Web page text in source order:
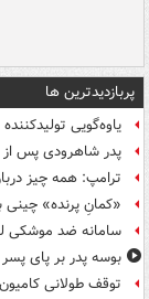
پربازدیدترین ها
یاوه‌گویی
پدر شاهرودی پس
ترامپ: همه چیز
«کمانِ پرنده» چینی
سامانه ضد موشکی
بوسه‌ پدر بر پای
توقف طولانی